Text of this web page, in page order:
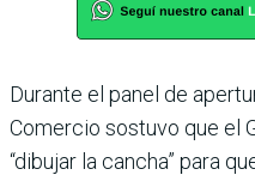
Durante el panel de
Comercio sostuvo que el
“dibujar la cancha” para